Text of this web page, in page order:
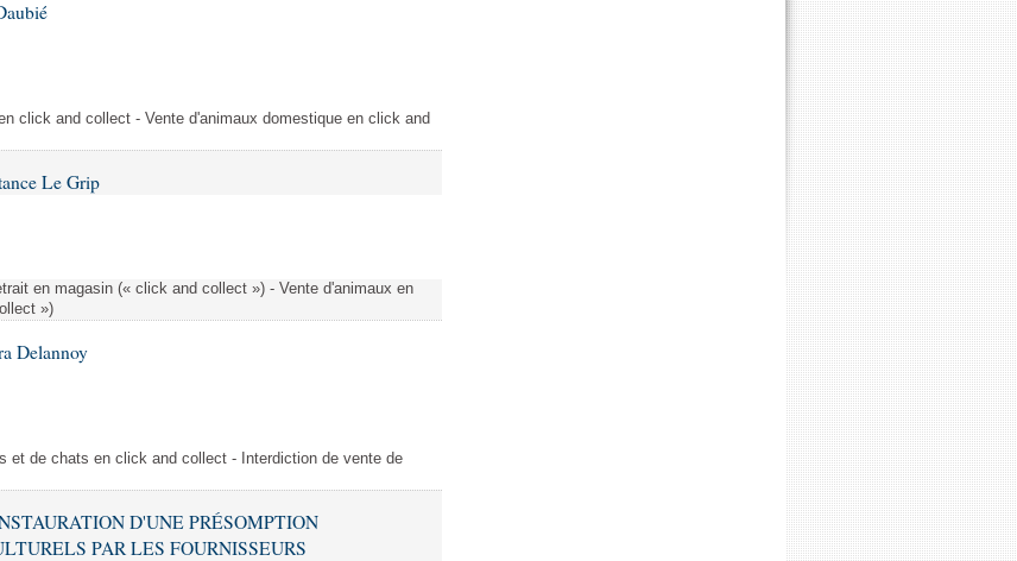
click and collect - Vente d'animaux domestique en click and
Le Grip
en magasin (« click and collect ») - Vente d'animaux en
»)
Delannoy
et de chats en click and collect - Interdiction de vente de
D'UNE PRÉSOMPTION
PAR LES FOURNISSEURS